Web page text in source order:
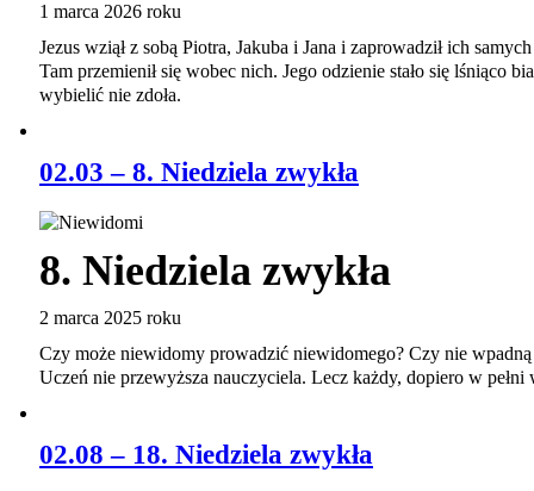
1 marca 2026 roku
Jezus wziął z sobą Piotra, Jakuba i Jana i zaprowadził ich
Tam przemienił się wobec nich. Jego odzienie stało się lśniąco
wybielić nie zdoła.
02.03 – 8. Niedziela zwykła
8. Niedziela zwykła
2 marca 2025 roku
Czy może niewidomy prowadzić niewidomego? Czy nie
Uczeń nie przewyższa nauczyciela. Lecz każdy, dopiero w
02.08 – 18. Niedziela zwykła